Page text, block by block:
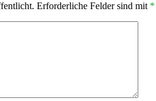
Erforderliche Felder sind mit *